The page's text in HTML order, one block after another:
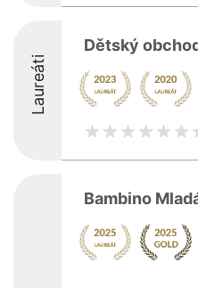
Laureáti
Dětský
Bambino